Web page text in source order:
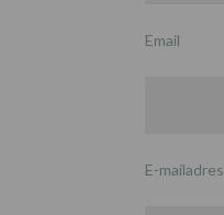
Email
E-mailadres